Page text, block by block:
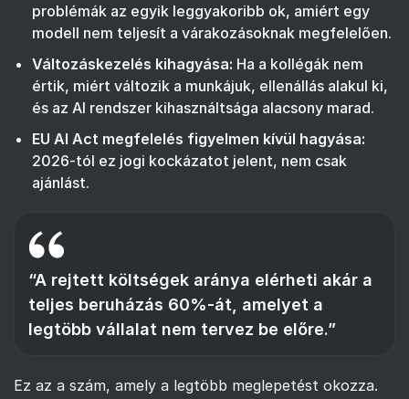
problémák az egyik leggyakoribb ok, amiért egy
modell nem teljesít a várakozásoknak megfelelően.
Változáskezelés kihagyása: Ha a kollégák nem
értik, miért változik a munkájuk, ellenállás alakul ki,
és az AI rendszer kihasználtsága alacsony marad.
EU AI Act megfelelés figyelmen kívül hagyása:
2026-tól ez jogi kockázatot jelent, nem csak
ajánlást.
“A rejtett költségek aránya elérheti akár a
teljes beruházás 60%-át, amelyet a
legtöbb vállalat nem tervez be előre.”
Ez az a szám, amely a legtöbb meglepetést okozza.